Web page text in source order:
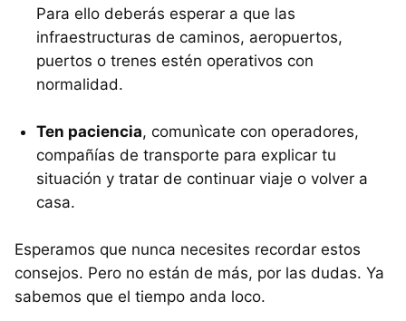
Para ello deberás esperar a que las
infraestructuras de caminos, aeropuertos,
puertos o trenes estén operativos con
normalidad.
Ten paciencia, comunìcate con operadores,
compañías de transporte para explicar tu
situación y tratar de continuar viaje o volver a
casa.
Esperamos que nunca necesites recordar estos
consejos. Pero no están de más, por las dudas. Ya
sabemos que el tiempo anda loco.